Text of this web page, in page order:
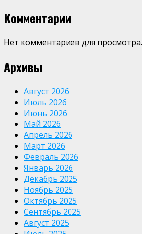
Комментарии
Нет комментариев для просмотра.
Архивы
Август 2026
Июль 2026
Июнь 2026
Май 2026
Апрель 2026
Март 2026
Февраль 2026
Январь 2026
Декабрь 2025
Ноябрь 2025
Октябрь 2025
Сентябрь 2025
Август 2025